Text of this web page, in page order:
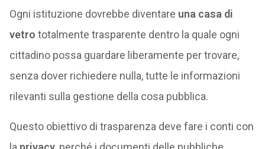
Ogni istituzione dovrebbe diventare una casa di
vetro totalmente trasparente dentro la quale ogni
cittadino possa guardare liberamente per trovare,
senza dover richiedere nulla, tutte le informazioni
rilevanti sulla gestione della cosa pubblica.
Questo obiettivo di trasparenza deve fare i conti con